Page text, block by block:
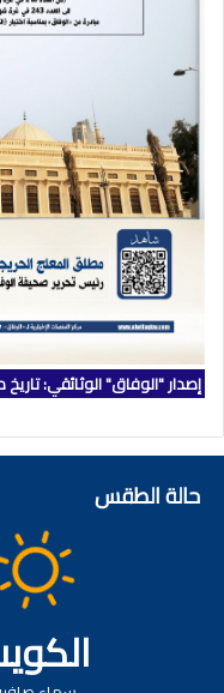
إصدار "الوفاق" الوثائقي: تاريخ
حالة الطقس